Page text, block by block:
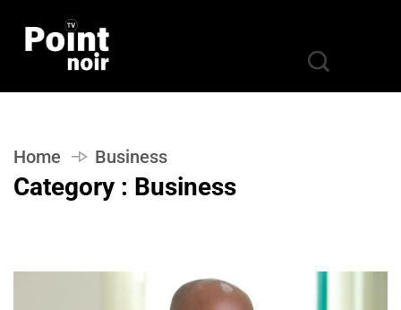
Home Business
Category : Business